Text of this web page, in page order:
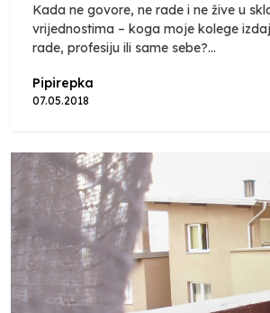
Kada ne govore, ne rade i ne žive u
vrijednostima – koga moje kolege
rade, profesiju ili same sebe?...
Pipirepka
07.05.2018